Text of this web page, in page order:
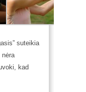
suteikia
nėra
kad